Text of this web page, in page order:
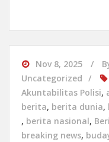
Nov 8, 2025
Uncategorized
Akuntabilitas Polisi,
berita, berita dunia,
, berita nasional,
breaking news,